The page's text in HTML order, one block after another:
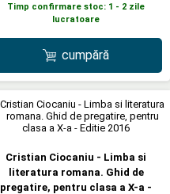
Timp confirmare stoc: 1 - 2 zile
lucratoare
cumpără
Cristian Ciocaniu - Limba si
literatura romana. Ghid de
pregatire, pentru clasa a X-a -